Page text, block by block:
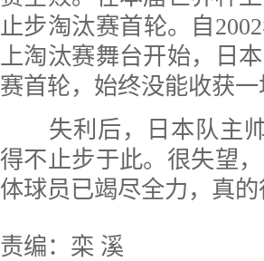
止步淘汰赛首轮。自
上淘汰赛舞台开始，日
赛首轮，始终没能收获
失利后，日本队主帅
得不止步于此。很失望
体球员已竭尽全力，真的
责编：栾 溪